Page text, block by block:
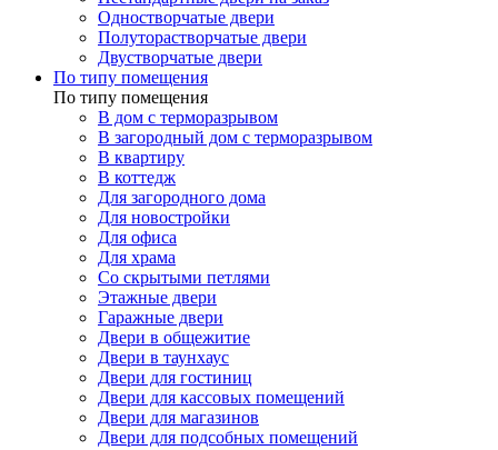
Одностворчатые двери
Полуторастворчатые двери
Двустворчатые двери
По типу помещения
По типу помещения
В дом с терморазрывом
В загородный дом с терморазрывом
В квартиру
В коттедж
Для загородного дома
Для новостройки
Для офиса
Для храма
Со скрытыми петлями
Этажные двери
Гаражные двери
Двери в общежитие
Двери в таунхаус
Двери для гостиниц
Двери для кассовых помещений
Двери для магазинов
Двери для подсобных помещений